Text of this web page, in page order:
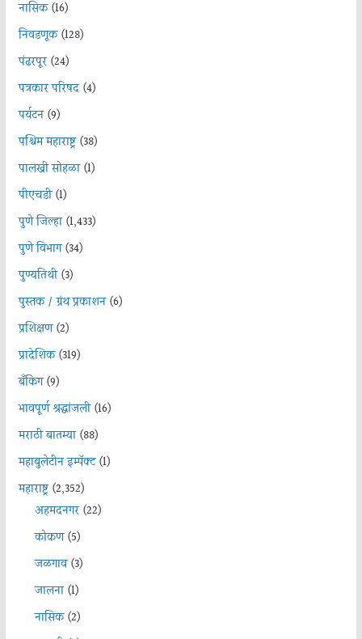
नासिक(16)
निवडणूक(128)
पंढरपूर(24)
पत्रकार परिषद(4)
पर्यटन(9)
पश्चिम महाराष्ट्र(38)
पालखी सोहळा(1)
पीएचडी(1)
पुणे जिल्हा(1,433)
पुणे विभाग(34)
पुण्यतिथी(3)
पुस्तक / ग्रंथ प्रकाशन(6)
प्रशिक्षण(2)
प्रादेशिक(319)
बँकिंग(9)
भावपूर्ण श्रद्धांजली(16)
मराठी बातम्या(88)
महाबुलेटीन इम्पॅक्ट(1)
महाराष्ट्र(2,352)
अहमदनगर(22)
कोकण(5)
जळगाव(3)
जालना(1)
नासिक(2)